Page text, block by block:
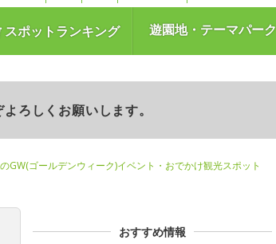
スポットランキング 遊園地・テーマパーク
ろしくお願いします。
GW(ゴールデンウィーク)イベント・おでかけ観光スポット
おすすめ情報